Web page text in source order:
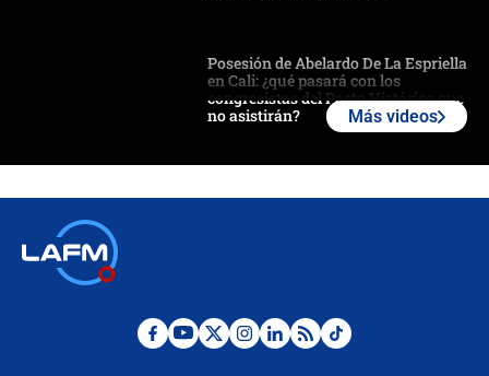
Posesión de Abelardo De La Espriella
en Cali: ¿qué pasará con los
congresistas del Pacto Histórico que
no asistirán?
¿Por qué De la Espriella gobernará
Más videos